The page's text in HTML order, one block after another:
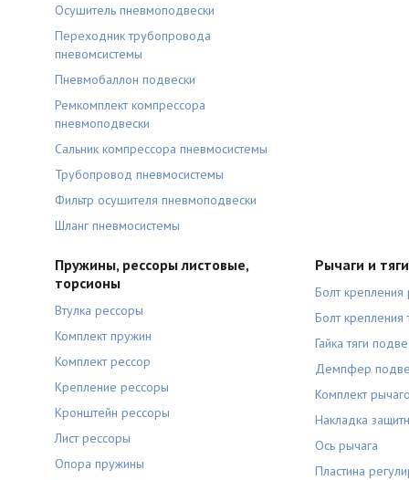
Осушитель пневмоподвески
Переходник трубопровода
пневомсистемы
Пневмобаллон подвески
Ремкомплект компрессора
пневмоподвески
Сальник компрессора пневмосистемы
Трубопровод пневмосистемы
Фильтр осушителя пневмоподвески
Шланг пневмосистемы
Пружины, рессоры листовые,
торсионы
Втулка рессоры
Комплект пружин
Комплект рессор
Крепление рессоры
Кронштейн рессоры
Лист рессоры
Опора пружины
Рычаги и
Болт крепления
Болт крепления
Гайка тяги
Демпфер
Комплект
Накладка
Ось рычага
Пластина